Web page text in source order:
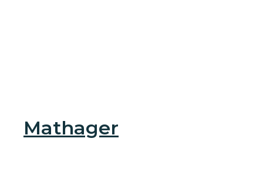
Mathager